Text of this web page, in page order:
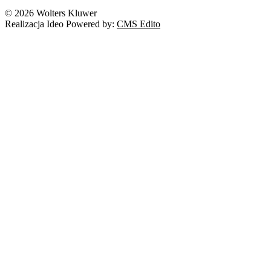
© 2026 Wolters Kluwer
Realizacja Ideo Powered by: CMS Edito